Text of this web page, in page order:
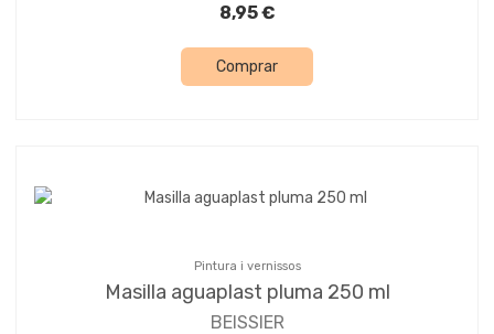
8,95 €
Comprar
Pintura i vernissos
Masilla aguaplast pluma 250 ml
BEISSIER